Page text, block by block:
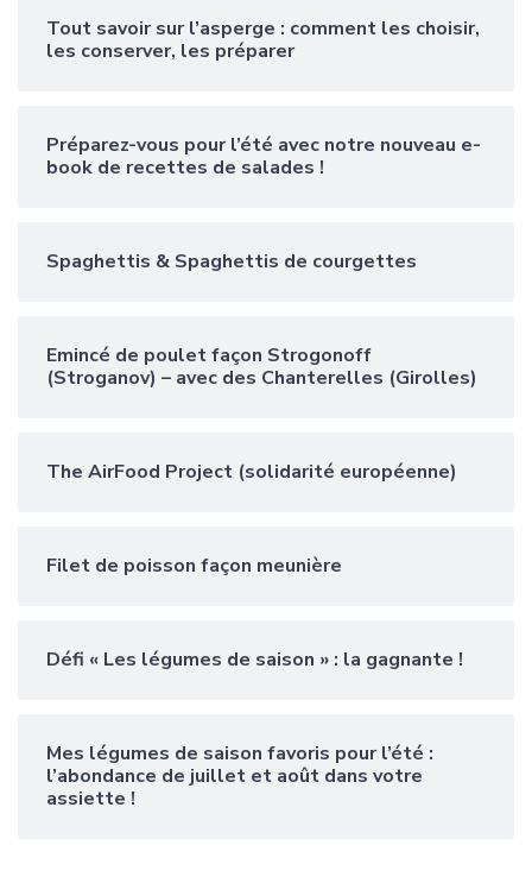
Tout savoir sur l’asperge : comment les choisir,
les conserver, les préparer
Préparez-vous pour l’été avec notre nouveau e-
book de recettes de salades !
Spaghettis & Spaghettis de courgettes
Emincé de poulet façon Strogonoff
(Stroganov) – avec des Chanterelles (Girolles)
The AirFood Project (solidarité européenne)
Filet de poisson façon meunière
Défi « Les légumes de saison » : la gagnante !
Mes légumes de saison favoris pour l’été :
l’abondance de juillet et août dans votre
assiette !